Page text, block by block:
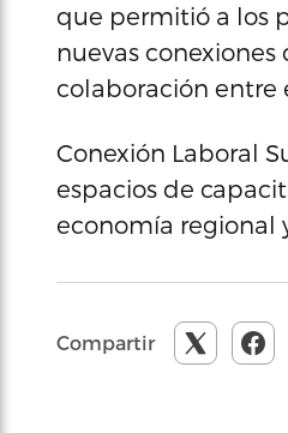
que permitió a los
nuevas
colaboración entre
Conexión Laboral
espacios de
economía regional
Compartir